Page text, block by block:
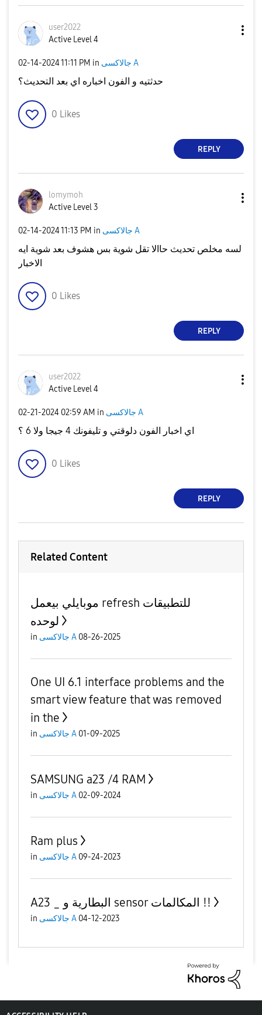
user2022
Active Level 4
‎02-14-202411:11 PM in جالاكسى A
حدثتيه و الفون اخباره اي بعد التحديث؟
0 Likes
REPLY
lomymoh
Active Level 3
‎02-14-202411:13 PM in جالاكسى A
لسه مخلص تحديث حاالا تقل شوية بس هشوف بعد شوية ايه
الاخبار
0 Likes
REPLY
user2022
Active Level 4
‎02-21-2024 02:59 AM in جالاكسى A
اي اخبار الفون دلوقتي و تليفونك 4 جيجا ولا 6 ؟
0 Likes
REPLY
Related Content
موبايلي بيعمل refresh للتطبيقات
لوحده
in جالاكسى A 08-26-2025
One UI 6.1 interface problems and the
smart view feature that was removed
in the
in جالاكسى A 01-09-2025
SAMSUNG a23 /4 RAM
in جالاكسى A 02-09-2024
Ram plus
in جالاكسى A 09-24-2023
A23 _ البطارية و sensor المكالمات !!
in جالاكسى A 04-12-2023